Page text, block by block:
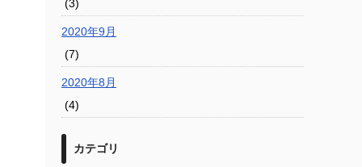
(3)
2020年9月
(7)
2020年8月
(4)
カテゴリ